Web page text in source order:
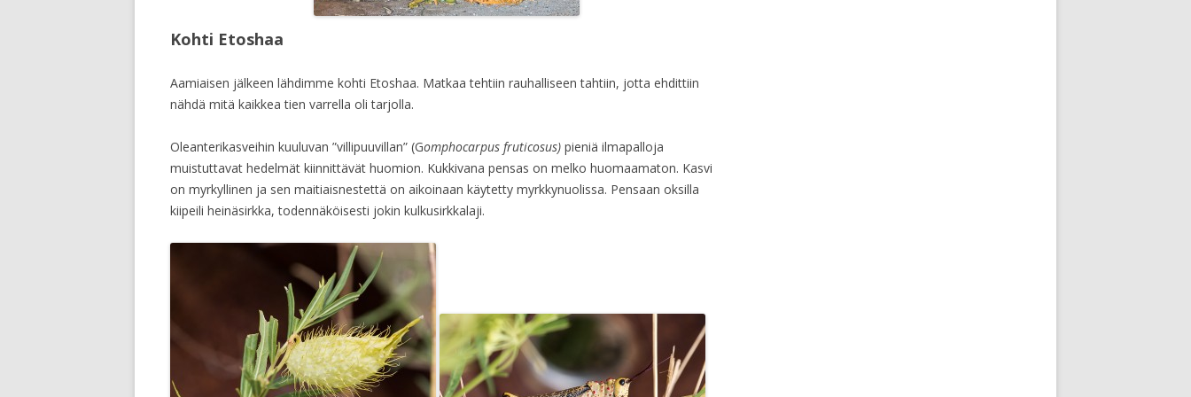
Kohti Etoshaa
Aamiaisen jälkeen lähdimme kohti Etoshaa. Matkaa tehtiin rauhalliseen tahtiin, jotta ehdittiin
nähdä mitä kaikkea tien varrella oli tarjolla.
Oleanterikasveihin kuuluvan ”villipuuvillan” (Gomphocarpus fruticosus) pieniä ilmapalloja
muistuttavat hedelmät kiinnittävät huomion. Kukkivana pensas on melko huomaamaton. Kasvi
on myrkyllinen ja sen maitiaisnestettä on aikoinaan käytetty myrkkynuolissa. Pensaan oksilla
kiipeili heinäsirkka, todennäköisesti jokin kulkusirkkalaji.